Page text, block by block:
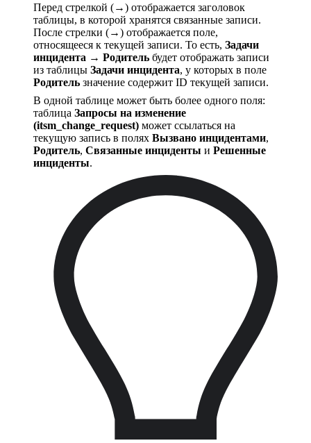
Перед стрелкой (→) отображается заголовок
таблицы, в которой хранятся связанные записи.
После стрелки (→) отображается поле,
относящееся к текущей записи. То есть, Задачи
инцидента → Родитель будет отображать записи
из таблицы Задачи инцидента, у которых в поле
Родитель значение содержит ID текущей записи.
В одной таблице может быть более одного поля:
таблица Запросы на изменение
(itsm_change_request) может ссылаться на
текущую запись в полях Вызвано инцидентами,
Родитель, Связанные инциденты и Решенные
инциденты.